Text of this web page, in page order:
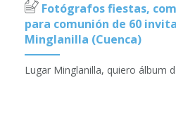
Fotógrafos fiestas,
para comunión de 60
Minglanilla (Cuenca)
Lugar Minglanilla, quiero álbum